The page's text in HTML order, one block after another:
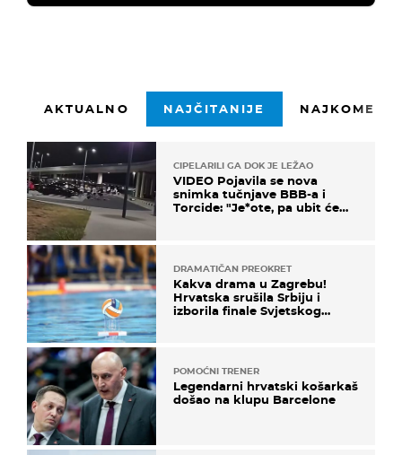
AKTUALNO NAJČITANIJE
CIPELARILI GA DOK JE LEŽAO
VIDEO Pojavila se nova
snimka tučnjave BBB-a i
Torcide: "Je*ote, pa ubit će
DRAMATIČAN PREOKRET
Kakva drama u Zagrebu!
Hrvatska srušila Srbiju i
izborila finale Svjetskog
POMOĆNI TRENER
Legendarni hrvatski košarkaš
došao na klupu Barcelone